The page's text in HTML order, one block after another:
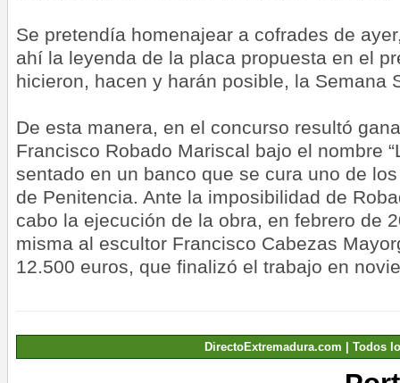
Se pretendía homenajear a cofrades de
ahí la leyenda de la placa propuesta en el
hicieron, hacen y harán posible, la Semana
De esta manera, en el concurso resultó
Francisco Robado Mariscal bajo el nombre
sentado en un banco que se cura uno de
de Penitencia. Ante la imposibilidad de
cabo la ejecución de la obra, en febrero de
misma al escultor Francisco Cabezas
12.500 euros, que finalizó el trabajo en
DirectoExtremadura.com | Todos